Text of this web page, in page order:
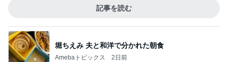
記事を読む
堀ちえみ 夫と和洋で分かれた朝食
Amebaトピックス 2日前